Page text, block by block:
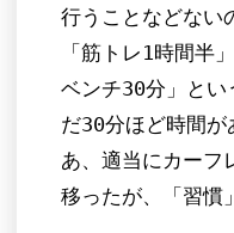
行うことなどない
「筋トレ1時間半
ベンチ30分」とい
だ30分ほど時間
あ、適当にカーフ
移ったが、「習慣